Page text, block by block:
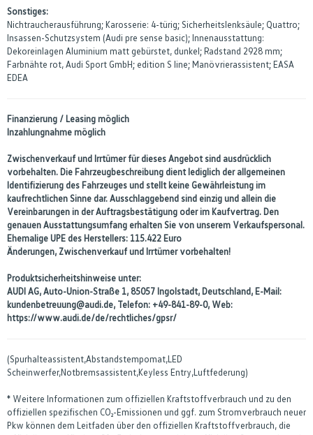
Sonstiges:
Nichtraucherausführung; Karosserie: 4-türig; Sicherheitslenksäule; Quattro;
Insassen-Schutzsystem (Audi pre sense basic); Innenausstattung:
Dekoreinlagen Aluminium matt gebürstet, dunkel; Radstand 2928 mm;
Farbnähte rot, Audi Sport GmbH; edition S line; Manövrierassistent; EASA
EDEA
Finanzierung / Leasing möglich
Inzahlungnahme möglich
Zwischenverkauf und Irrtümer für dieses Angebot sind ausdrücklich
vorbehalten. Die Fahrzeugbeschreibung dient lediglich der allgemeinen
Identifizierung des Fahrzeuges und stellt keine Gewährleistung im
kaufrechtlichen Sinne dar. Ausschlaggebend sind einzig und allein die
Vereinbarungen in der Auftragsbestätigung oder im Kaufvertrag. Den
genauen Ausstattungsumfang erhalten Sie von unserem Verkaufspersonal.
Ehemalige UPE des Herstellers: 115.422 Euro
Änderungen, Zwischenverkauf und Irrtümer vorbehalten!
Produktsicherheitshinweise unter:
AUDI AG, Auto-Union-Straße 1, 85057 Ingolstadt, Deutschland, E-Mail:
kundenbetreuung@audi.de, Telefon: +49-841-89-0, Web:
https://www.audi.de/de/rechtliches/gpsr/
(Spurhalteassistent,Abstandstempomat,LED
Scheinwerfer,Notbremsassistent,Keyless Entry,Luftfederung)
* Weitere Informationen zum offiziellen Kraftstoffverbrauch und zu den
offiziellen spezifischen CO₂-Emissionen und ggf. zum Stromverbrauch neuer
Pkw können dem Leitfaden über den offiziellen Kraftstoffverbrauch, die